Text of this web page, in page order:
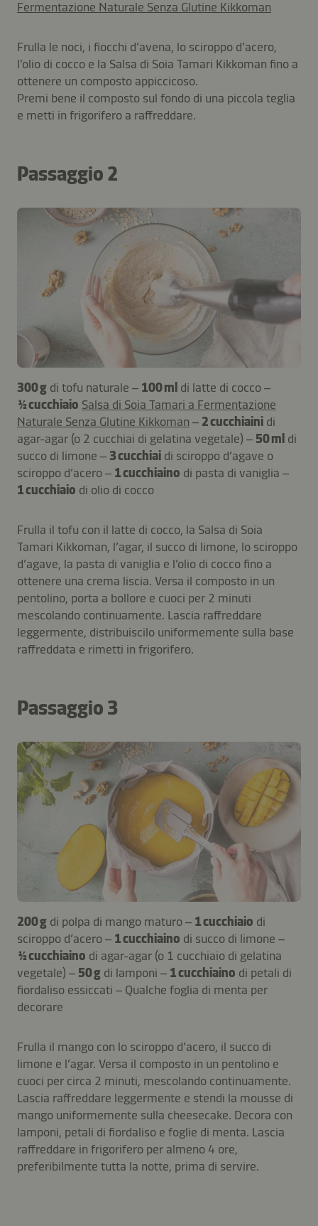
Fermentazione Naturale Senza Glutine Kikkoman
Frulla le noci, i fiocchi d’avena, lo sciroppo d’acero,
l’olio di cocco e la Salsa di Soia Tamari Kikkoman fino a
ottenere un composto appiccicoso.
Premi bene il composto sul fondo di una piccola teglia
e metti in frigorifero a raffreddare.
Passaggio 2
300 g di tofu naturale – 100 ml di latte di cocco –
½ cucchiaio Salsa di Soia Tamari a Fermentazione
Naturale Senza Glutine Kikkoman – 2 cucchiaini di
agar-agar (o 2 cucchiai di gelatina vegetale) – 50 ml di
succo di limone – 3 cucchiai di sciroppo d’agave o
sciroppo d’acero – 1 cucchiaino di pasta di vaniglia –
1 cucchiaio di olio di cocco
Frulla il tofu con il latte di cocco, la Salsa di Soia
Tamari Kikkoman, l’agar, il succo di limone, lo sciroppo
d’agave, la pasta di vaniglia e l’olio di cocco fino a
ottenere una crema liscia. Versa il composto in un
pentolino, porta a bollore e cuoci per 2 minuti
mescolando continuamente. Lascia raffreddare
leggermente, distribuiscilo uniformemente sulla base
raffreddata e rimetti in frigorifero.
Passaggio 3
200 g di polpa di mango maturo – 1 cucchiaio di
sciroppo d’acero – 1 cucchiaino di succo di limone –
½ cucchiaino di agar-agar (o 1 cucchiaio di gelatina
vegetale) – 50 g di lamponi – 1 cucchiaino di petali di
fiordaliso essiccati – Qualche foglia di menta per
decorare
Frulla il mango con lo sciroppo d’acero, il succo di
limone e l’agar. Versa il composto in un pentolino e
cuoci per circa 2 minuti, mescolando continuamente.
Lascia raffreddare leggermente e stendi la mousse di
mango uniformemente sulla cheesecake. Decora con
lamponi, petali di fiordaliso e foglie di menta. Lascia
raffreddare in frigorifero per almeno 4 ore,
preferibilmente tutta la notte, prima di servire.